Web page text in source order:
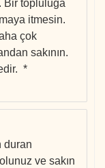
Bir topluluğa
itmesin.
çok
sakının.
*
duran
ve sakın